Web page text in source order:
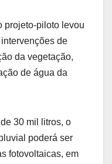
projeto-piloto levou
de
da vegetação,
de água da
30 mil litros, o
poderá ser
fotovoltaicas, em